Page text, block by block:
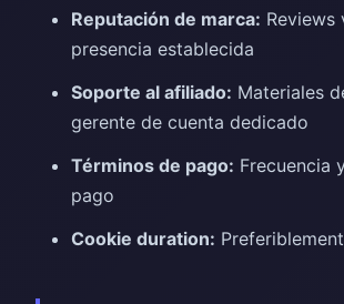
Reputación de marca: Reviews
presencia establecida
Soporte al afiliado: Materiales
gerente de cuenta dedicado
Términos de pago: Frecuencia
pago
Cookie duration: